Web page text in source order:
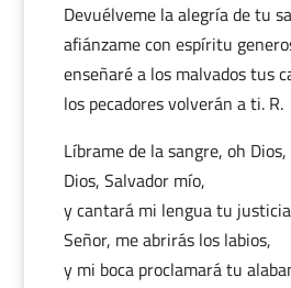
Devuélveme la alegría de tu
afiánzame con espíritu
enseñaré a los malvados tus
los pecadores volverán a ti. R.
Líbrame de la sangre, oh Dios,
Dios, Salvador mío,
y cantará mi lengua tu
Señor, me abrirás los labios,
y mi boca proclamará tu